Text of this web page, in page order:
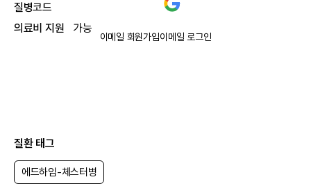
질병코드
의료비 지원 가능
이메일 회원가입이메일 로그인
질환 태그
에드하임-체스터병